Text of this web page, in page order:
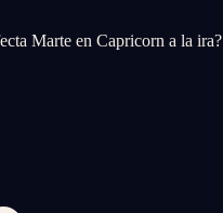
Marte en Capricorn a la ira?